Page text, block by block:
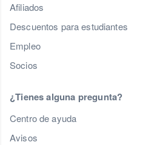
Afiliados
Descuentos para estudiantes
Empleo
Socios
¿Tienes alguna pregunta?
Centro de ayuda
Avisos